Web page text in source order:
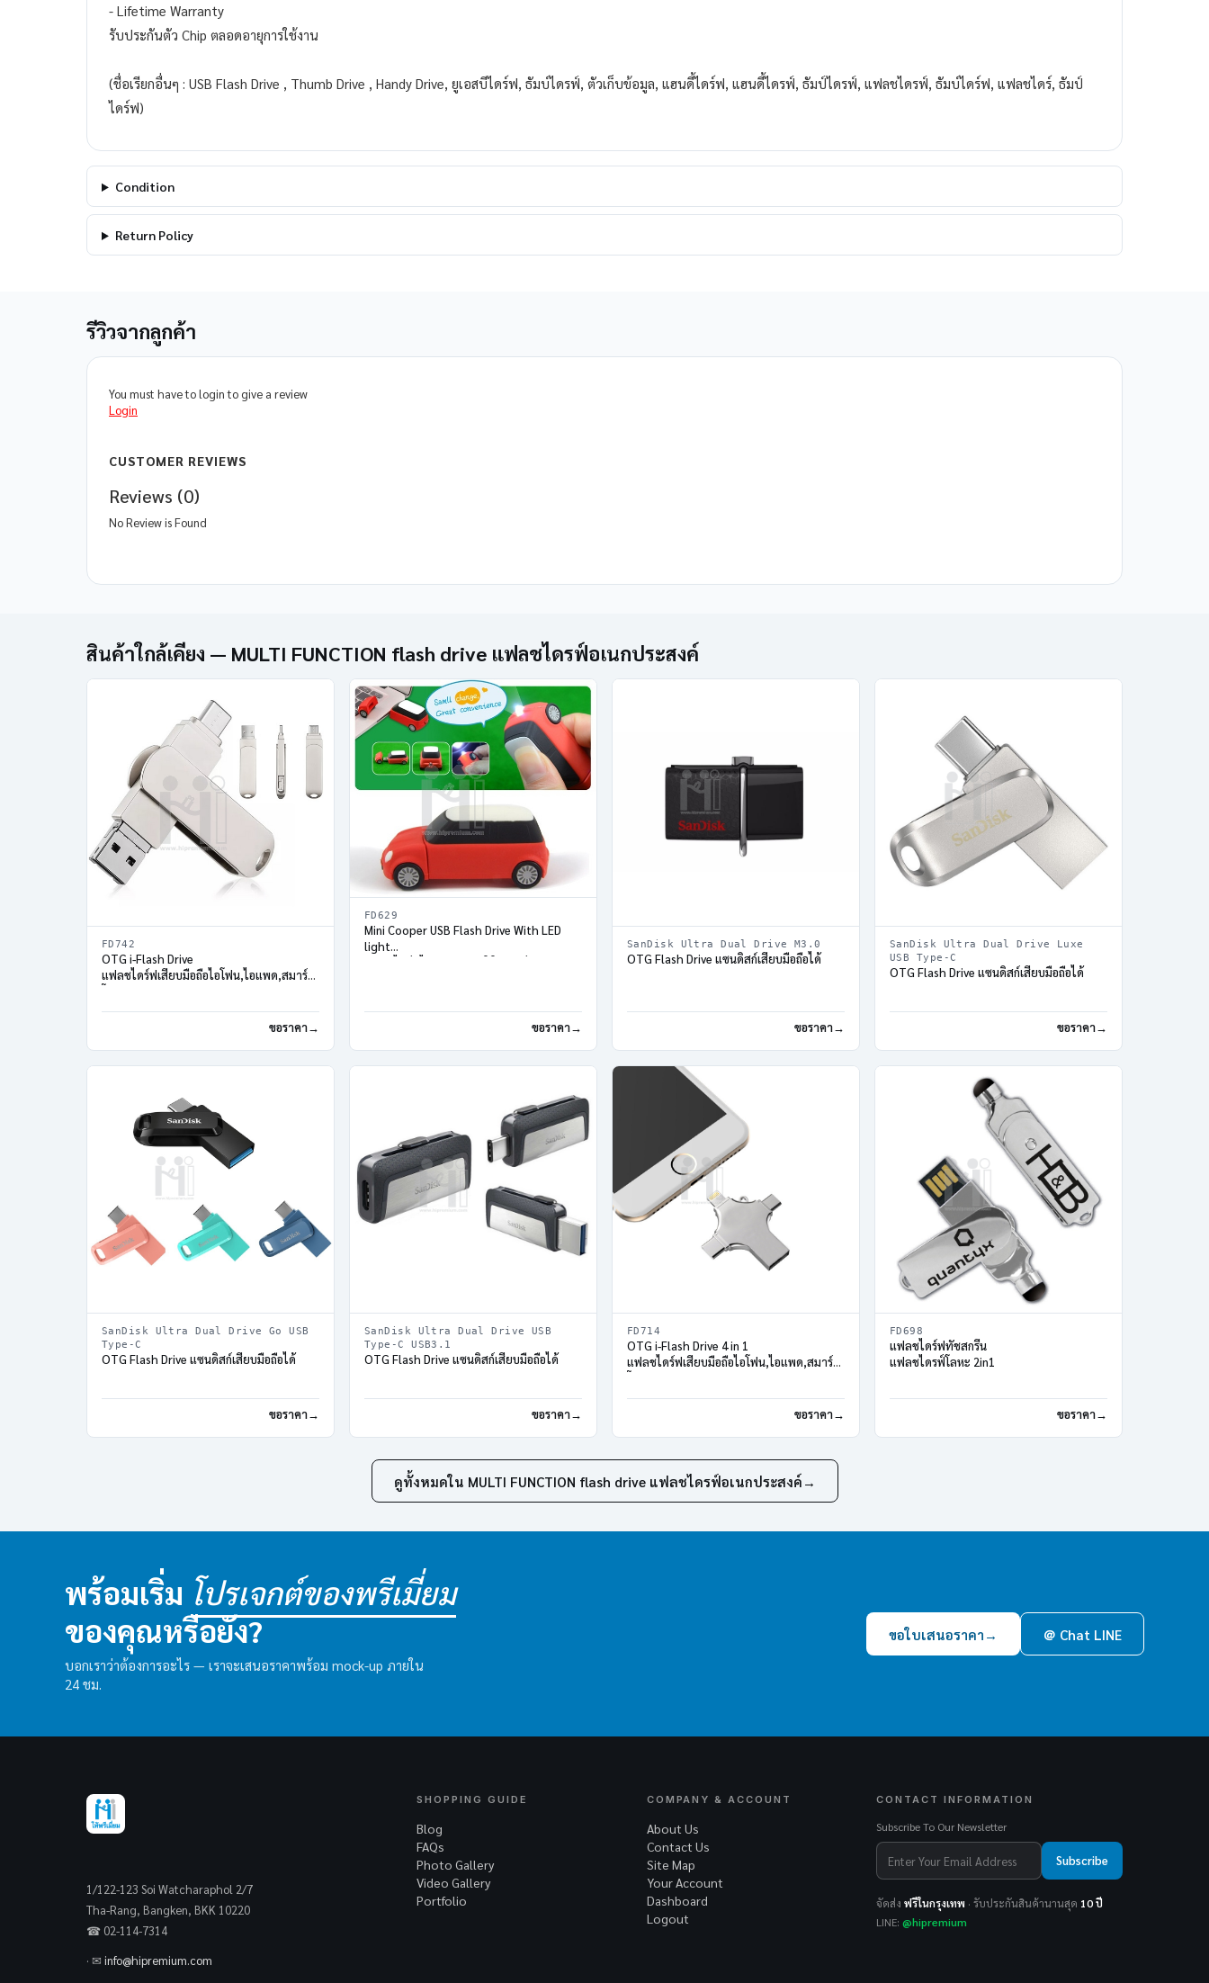
- Lifetime Warranty
รับประกันตัว Chip ตลอดอายุการใช้งาน
(ชื่อเรียกอื่นๆ : USB Flash Drive , Thumb Drive , Handy Drive, ยูเอสบีไดร์ฟ, ธัมบ์ไดรฟ์, ตัวเก็บข้อมูล, แฮนดี้ไดร์ฟ, แฮนดี้ไดรฟ์, ธัมป์ไดรฟ์, แฟลชไดรฟ์, ธัมบ์ไดร์ฟ, แฟลชไดร์, ธัมป์
ไดร์ฟ)
Condition
Return Policy
รีวิวจากลูกค้า
You must have to login to give a review
Login
CUSTOMER REVIEWS
Reviews (0)
No Review is Found
สินค้าใกล้เคียง — MULTI FUNCTION flash drive แฟลชไดรฟ์อเนกประสงค์
FD742
OTG i-Flash Drive
แฟลชไดร์ฟเสียบมือถือไอโฟน,ไอแพด,สมาร์ท
ขอราคา
FD629
Mini Cooper USB Flash Drive With LED
light
ขอราคา
SanDisk Ultra Dual Drive M3.0
OTG Flash Drive แซนดิสก์เสียบมือถือได้
ขอราคา
SanDisk Ultra Dual Drive Luxe
USB Type-C
OTG Flash Drive แซนดิสก์เสียบมือถือได้
ขอราคา
SanDisk Ultra Dual Drive Go USB
Type-C
OTG Flash Drive แซนดิสก์เสียบมือถือได้
ขอราคา
SanDisk Ultra Dual Drive USB
Type-C USB3.1
OTG Flash Drive แซนดิสก์เสียบมือถือได้
ขอราคา
FD714
OTG i-Flash Drive 4 in 1
แฟลชไดร์ฟเสียบมือถือไอโฟน,ไอแพด,สมาร์ท
ขอราคา
FD698
แฟลชไดร์ฟทัชสกรีน
แฟลชไดรฟ์โลหะ 2in1
ขอราคา
ดูทั้งหมดใน MULTI FUNCTION flash drive แฟลชไดรฟ์อเนกประสงค์ →
พร้อมเริ่ม โปรเจกต์ของพรีเมี่ยม
ของคุณหรือยัง?
บอกเราว่าต้องการอะไร — เราจะเสนอราคาพร้อม mock-up ภายใน
24 ชม.
ขอใบเสนอราคา → ＠ Chat LINE
1/122-123 Soi Watcharaphol 2/7
Tha-Rang, Bangken, BKK 10220
☎ 02-114-7314
· ✉ info@hipremium.com
SHOPPING GUIDE
Blog
FAQs
Photo Gallery
Video Gallery
Portfolio
COMPANY & ACCOUNT
About Us
Contact Us
Site Map
Your Account
Dashboard
Logout
CONTACT INFORMATION
Subscribe To Our Newsletter
Subscribe
จัดส่ง ฟรีในกรุงเทพ · รับประกันสินค้านานสุด 10 ปี
LINE: @hipremium